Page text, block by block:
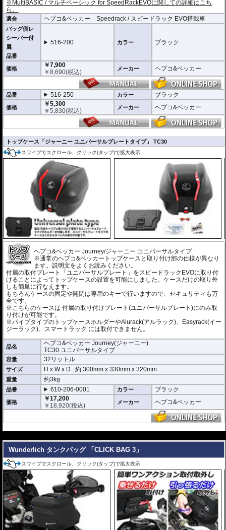
※MultiBASIC / マルチベーシック for SpeedRackEVOに関しての詳細はこち
ら。
適合 ヘプコ&ベッカー Speedrack / スピードラック EVO搭載車
バッグ側レ
シーバー付
属
品番
516-200 カラー ブラック
価格
￥7,900
￥8,690(税込) メーカー ヘプコ&ベッカー
品番 516-250 カラー ブラック
価格
￥5,300
￥5,830(税込) メーカー ヘプコ&ベッカー
トップケース「ジャーニー ユニバーサルプレートタイプ」 TC30
スワイプでスクロール、クリック(タップ)で拡大表示
ヘプコ&ベッカー Journey/ジャーニー ユニバーサルタイプ
※通常のヘプコ&ベッカートップケースと取り付け部の仕様が異なり
ます。説明文をよくお読みください。
付属の取付プレート「ユニバーサルプレート」をスピードラックEVOに取り付
けることによってトップケースの設置を可能にしました。ケースだけの取り外
しも簡単に行なえます。
もちろんケースの固定や開閉は専用のキーで行いますので、セキュリティも万
全です。
※こちらのケースは 付属の取り付けプレート(ユニバーサルプレート)にのみ取
り付けが可能です。
※パイプタイプのトップケースホルダーやAlurack(アルラック)、Easyrack(イー
ジーラック)、スマートラック には取付できません。
品名
ヘプコ&ベッカー Journey(ジャーニー)
TC30 ユニバーサルタイプ
容量 32リットル
サイズ H x W x D : 約300mm x330mm x320mm
重量 約3kg
品番 610-206-0001 カラー ブラック
価格
￥17,200
￥ 18,920(税込) メーカー ヘプコ&ベッカー
Wunderlich タンクバッグ 「CLICK BAG 3」
スワイプでスクロール、クリック(タップ)で拡大表示